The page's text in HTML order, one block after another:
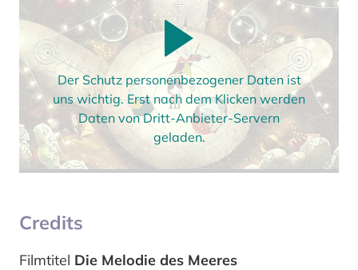
Der Schutz personenbezogener Daten ist
uns wichtig. Erst nach dem Klicken werden
Daten von Dritt-Anbieter-Servern
geladen.
Credits
Filmtitel Die Melodie des Meeres